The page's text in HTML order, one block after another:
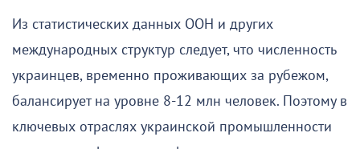
Из статистических данных ООН и других
международных структур следует, что численность
украинцев, временно проживающих за рубежом,
балансирует на уровне 8-12 млн человек. Поэтому в
ключевых отраслях украинской промышленности